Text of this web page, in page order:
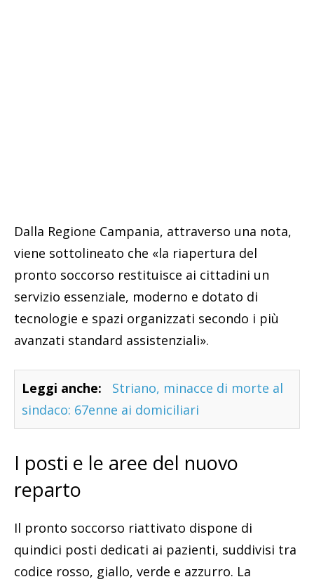
Dalla Regione Campania, attraverso una nota,
viene sottolineato che «la riapertura del
pronto soccorso restituisce ai cittadini un
servizio essenziale, moderno e dotato di
tecnologie e spazi organizzati secondo i più
avanzati standard assistenziali».
Leggi anche:
Striano, minacce di morte al
sindaco: 67enne ai domiciliari
I posti e le aree del nuovo
reparto
Il pronto soccorso riattivato dispone di
quindici posti dedicati ai pazienti, suddivisi tra
codice rosso, giallo, verde e azzurro. La